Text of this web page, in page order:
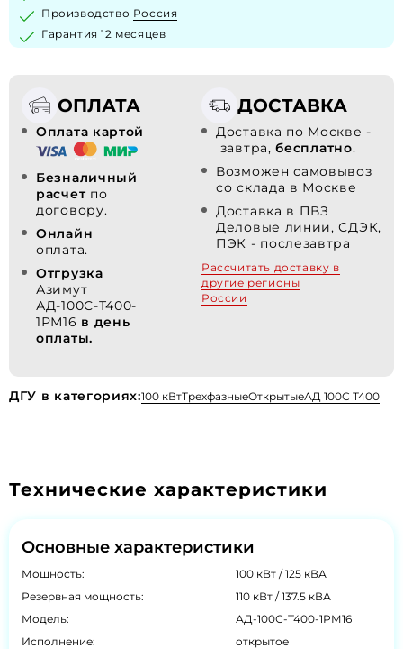
Производство Россия
Гарантия 12 месяцев
ОПЛАТА
Оплата картой
Безналичный
расчет по
договору.
Онлайн
оплата.
Отгрузка
Азимут
АД-100С-Т400-
1РМ16 в день
оплаты.
ДОСТАВКА
Доставка по Москве -
завтра,бесплатно.
Возможен самовывоз
со склада в Москве
Доставка в ПВЗ
Деловые линии, СДЭК,
ПЭК - послезавтра
Рассчитать доставку в
другие регионы
России
ДГУ в категориях:100 кВтТрехфазныеОткрытыеАД 100С Т400
Технические характеристики
Основные характеристики
Мощность:
100 кВт / 125 кВА
Резервная мощность:
110 кВт / 137.5 кВА
Модель:
АД-100С-Т400-1РМ16
Исполнение:
открытое